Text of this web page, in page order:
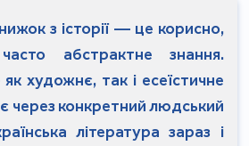
з історії — це корисно,
абстрактне знання.
художнє, так і есеїстичне
конкретний людський
література зараз і